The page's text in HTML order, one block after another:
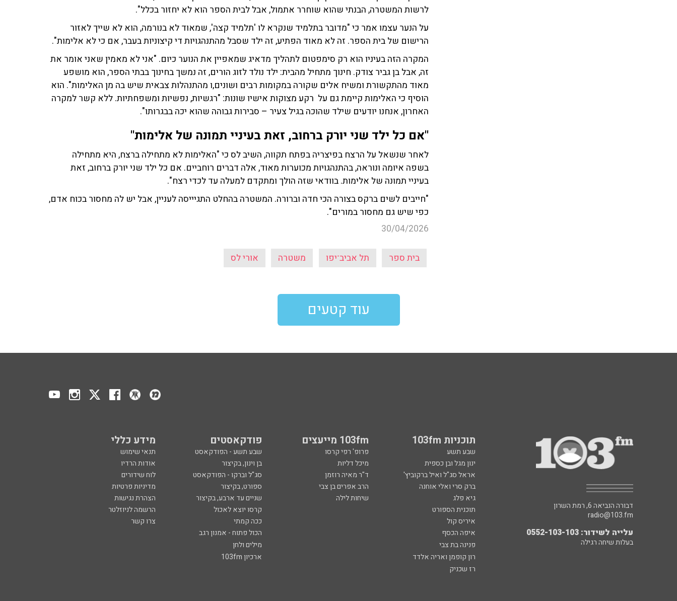
לרשות המשטרה, הבנתי שהוא שוחרר אתמול, אבל לבית הספר הוא לא יחזור בכלל".
על הנער עצמו אמר כי "מדובר בתלמיד שנקרא לו 'תלמיד קצה', שמאוד לא בנורמה, הוא לא שייך לאזור
הרישום של בית הספר. זה לא מאוד הפתיע, זה ילד שסבל מהתנהגויות די קיצוניות בעבר, אם כי לא אלימות".
המקרה הזה בעיניו הוא רק סימפטום לתהליך מדאיג שמאפיין את הנוער כיום. "אני לא מאמין שאני אומר את
זה, אבל בן גביר צודק. חינוך מתחיל מהבית: ילד נולד לזוג הורים, זה נמשך בחינוך בבתי הספר, הוא מושפע
מאוד מהתקשורת ומשיח אלים שקורה במקומות רבים ושונים,ו מהתנהלות צבאית שיש בה מן האלימות". הוא
הוסיף כי האלימות קיימת גם על רקע מצוקות אישיו שונות: "רגשיות, נפשיות ומשפחתיות. ללא קשר למקרה
האחרון, אנחנו יודעים שילד שהוכה בגיל צעיר – סבירות גבוהה שהוא יכה בבגרותו".
"אם כל ילד שני יורק ברחוב, זאת בעיניי תמונה של אלימות"
לאחר שנשאל על הרצח בפיצריה בפתח תקווה, השיב לס כי "האלימות לא מתחילה ברצח, היא מתחילה
בשפה איומה ונוראה, בהתנהגויות מכוערות מאוד, אלה דברים רוחביים. אם כל ילד שני יורק ברחוב, זאת
בעיניי תמונה של אלימות. בוודאי שזה הולך ומתקדם למעלה עד לכדי רצח".
"חייבים לשים ברקס בצורה הכי חדה וברורה. המשטרה בהחלט התגיייסה לעניין, אבל יש לה מחסור בכוח אדם,
כפי שיש גם מחסור במורים".
30/04/2026
בית ספר תל אביב־יפו משטרה אורי לס
עוד קטעים
תוכניות 103fm 103fm מייעצים פודקאסטים מידע כללי
שבע תשע פרופ' רפי קרסו שבע תשע - הפודקאסט
תנאי שימוש
ינון מגל ובן כספית
מיכל דליות בן וינון, בקיצור
אודות הרדיו
אראל סג"ל ואיל ברקוביץ'
ד"ר מאיה רוזמן סג"ל וברקו - הפודקאסט
לוח שידורים
ברק סרי ואלי אוחנה
הרב אפרים בן צבי ספורט, בקיצור
מדיניות פרטיות
גיא פלג
שיחות לילה שניים עד ארבע, בקיצור
הצהרת נגישות
תוכנית הספורט
קרסו יוצא לאכול
הרשמה לניוזלטר
איריס קול
ככה קמתי
צרו קשר
איפה הכסף
הכול פתוח - אמנון רגב
פנינה בת צבי
מילים ולחן
רון קופמן ואריה אלדד
ארכיון 103fm
רז שכניק
דבורה הנביאה 6, רמת השרון
radio@103.fm
עלייה לשידור: 0552-103-103
בעלות שיחה רגילה